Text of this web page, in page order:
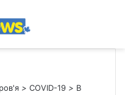
> СOVID-19 > В